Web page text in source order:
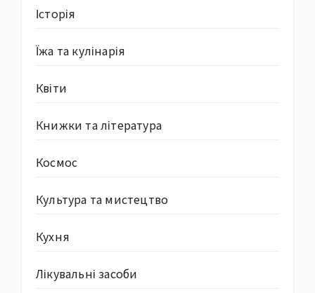
Історія
Їжа та кулінарія
Квіти
Книжки та література
Космос
Культура та мистецтво
Кухня
Лікувальні засоби